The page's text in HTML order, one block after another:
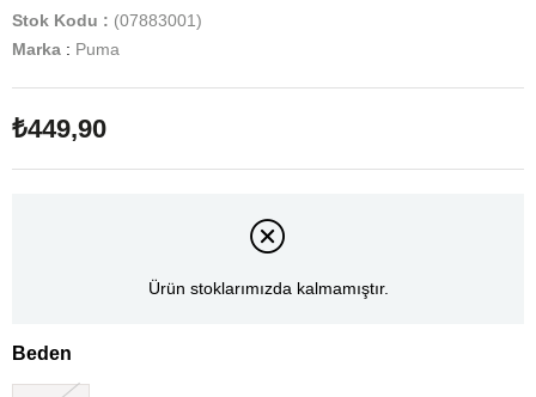
Stok Kodu
(07883001)
Marka : Puma
₺449,90
Ürün stoklarımızda kalmamıştır.
Beden